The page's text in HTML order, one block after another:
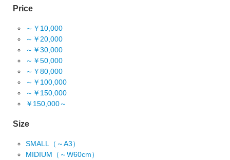
Price
～￥10,000
～￥20,000
～￥30,000
～￥50,000
～￥80,000
～￥100,000
～￥150,000
￥150,000～
Size
SMALL（～A3）
MIDIUM（～W60cm）